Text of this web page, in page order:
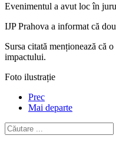
Evenimentul a avut loc în
IJP Prahova a informat că
Sursa citată menționează că
impactului.
Foto ilustrație
Prec
Mai departe